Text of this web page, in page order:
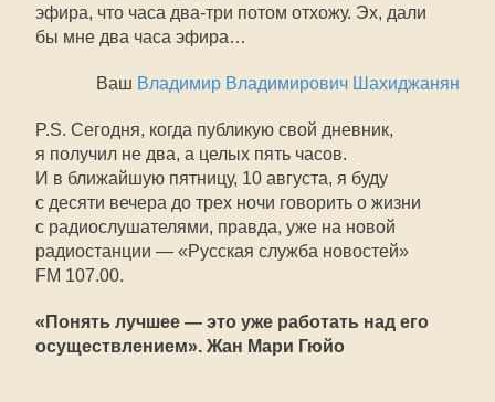
эфира, что часа два-три потом отхожу. Эх, дали
бы мне два часа эфира…
Ваш Владимир Владимирович Шахиджанян
P.S. Сегодня, когда публикую свой дневник,
я получил не два, а целых пять часов.
И в ближайшую пятницу, 10 августа, я буду
с десяти вечера до трех ночи говорить о жизни
с радиослушателями, правда, уже на новой
радиостанции — «Русская служба новостей»
FM 107.00.
«Понять лучшее — это уже работать над его
осуществлением». Жан Мари Гюйо